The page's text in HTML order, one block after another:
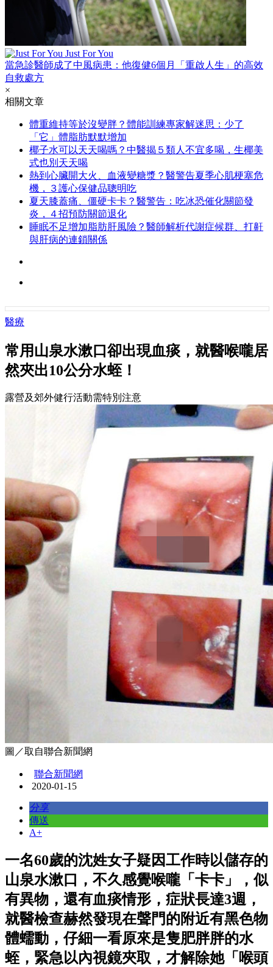
Just For You
當急診醫師成了中風病患：他復健6個月「重啟人生」的高效
自救處方
×
相關文章
體重維持等於沒變胖？體能訓練專家解迷思：少了
「它」體脂肪默默增加
椰子水可以天天喝嗎？中醫揭５類人不宜多喝，生椰美
式也別天天喝
熱到心臟開大火、血液變糖漿？醫警告夏季心肌梗塞危
機，３護心保健品聰明吃
夏天膝蓋痛、僵硬卡卡？醫警告：吃冰恐催化關節發
炎，４招預防關節退化
睡眠不足增加脂肪肝風險？醫師解析代謝症候群、打鼾
與肝病的連鎖關係
醫療
常用山泉水漱口卻出現血痰，就醫喉嚨居
然夾出10公分水蛭！
露營及郊外健行活動需特別注意
圖／取自聯合新聞網
聯合新聞網
2020-01-15
分享
傳送
A+
一名60歲的沈姓女子疑因工作時以儲存的
山泉水漱口，不久感覺喉嚨「卡卡」，似
有異物，還有血痰情形，症狀長達3週，
就醫檢查赫然發現在聲門的附近有黑色物
體蠕動，仔細一看原來是隻肥胖胖的水
蛭，緊急以內視鏡夾取，才解除她「喉頭